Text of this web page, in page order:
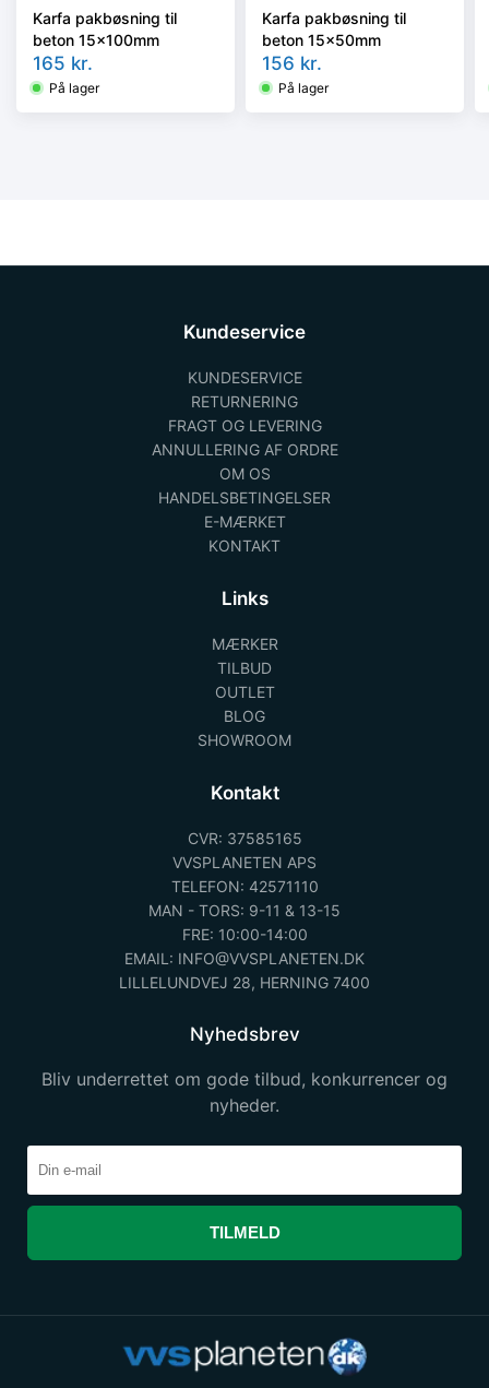
Karfa pakbøsning til
beton 15x100mm
165 kr.
På lager
Karfa pakbøsning til
beton 15x50mm
156 kr.
På lager
Kundeservice
KUNDESERVICE
RETURNERING
FRAGT OG LEVERING
ANNULLERING AF ORDRE
OM OS
HANDELSBETINGELSER
E-MÆRKET
KONTAKT
Links
MÆRKER
TILBUD
OUTLET
BLOG
SHOWROOM
Kontakt
CVR: 37585165
VVSPLANETEN APS
TELEFON: 42571110
MAN - TORS: 9-11 & 13-15
FRE: 10:00-14:00
EMAIL: INFO@VVSPLANETEN.DK
LILLELUNDVEJ 28, HERNING 7400
Nyhedsbrev
Bliv underrettet om gode tilbud, konkurrencer og
nyheder.
TILMELD